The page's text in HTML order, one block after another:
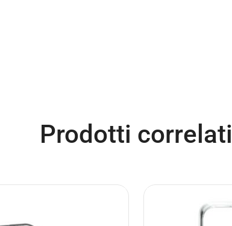
Prodotti correlati